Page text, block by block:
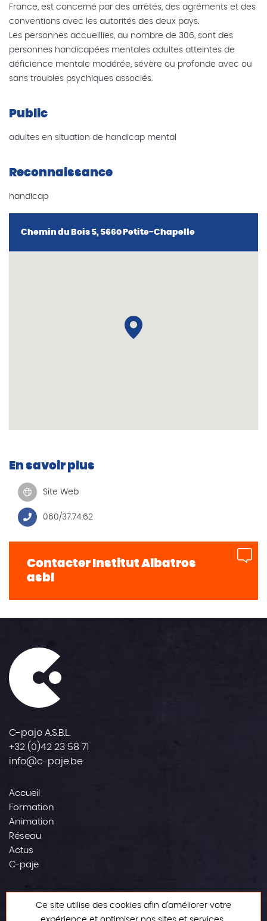
France, est concerné par des arrêtés, des agréments et des
conventions avec les autorités des deux pays.
Les personnes accueillies, au nombre de 306, sont des
personnes handicapées mentales adultes atteintes de
déficience mentale modérée, sévère ou profonde avec ou
sans troubles psychiques associés.
Public
adultes en situation de handicap mental
Reconnaissance
handicap
Chemin du Bois 5, 5660 Petite-Chapelle
En savoir plus
Site Web
060/37.74.62
Contacter Institut Albatros
asbl
C-paje A.S.B.L.
+32 (0)42 23 58 71
info@c-paje.be
Accueil
Formation
Animation
Réseau
Actus
C-paje
Ce site utilise des cookies afin d’améliorer votre